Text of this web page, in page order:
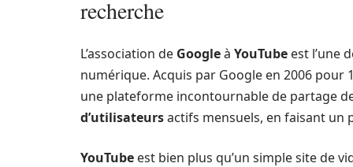
recherche
L’association de Googleà YouTube est l’une
numérique. Acquis par Google en 2006 pour
une plateforme incontournable de partage
d’utilisateursactifs mensuels, en faisant un
YouTube est bien plus qu’un simple site de